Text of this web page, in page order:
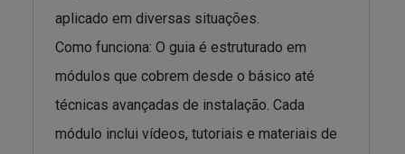
aplicado em diversas situações.
Como funciona: O guia é estruturado em
módulos que cobrem desde o básico até
técnicas avançadas de instalação. Cada
módulo inclui vídeos, tutoriais e materiais de